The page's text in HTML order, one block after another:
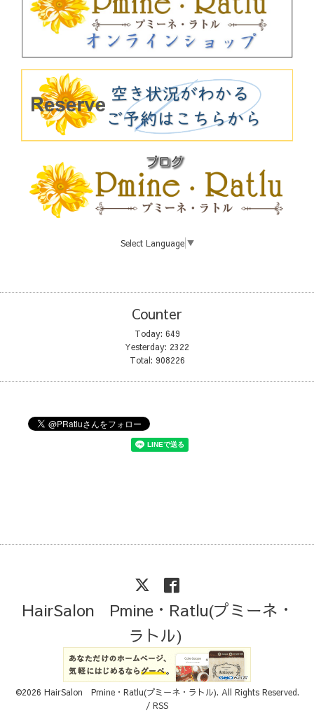
Select Language ▼
Counter
Today: 649
Yesterday: 2322
Total: 908226
HairSalon Pmine・Ratlu(プミーネ・
ラトル)
©2026 HairSalon Pmine・Ratlu(プミーネ・ラトル). All Rights Reserved.
/ RSS